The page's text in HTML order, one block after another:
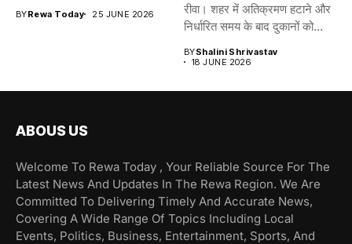
BYRewa Today 25 JUNE 2026
रीवा। शहर में अतिक्रमण हटाने और
निर्धारित समय के बाद दुकानों को...
BYShalini Shrivastav
18 JUNE 2026
ABOUS US
Welcome To Rewa Today , Your Reliable Source For The
Latest News And Updates In The Rewa Region. We Are
Committed To Delivering Timely And Accurate News,
Covering A Wide Range Of Topics Including Local
Events, Politics, Business, Entertainment, Sports, And